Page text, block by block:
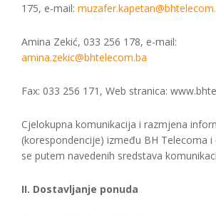
175, e-mail:
Amina Zekić, 033 256 178, e-mail:
amina.zekic@bhtelecom.ba
Fax: 033 256 171, Web stranica:
Cjelokupna komunikacija i razmjena
(korespondencije) između BH Telecoma i
se putem navedenih sredstava
II. Dostavljanje ponuda